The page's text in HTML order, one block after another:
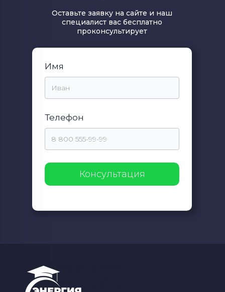
Оставьте заявку на сайте и наш
специалист вас бесплатно
проконсультирует
Имя
Телефон